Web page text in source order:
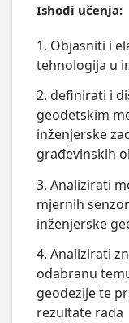
Ishodi učenja:
1. Objasniti i
tehnologija u
2. definirati i
geodetskim
inženjerske
građevinskih
3. Analizirati
mjernih
inženjerske
4. Analizirati
odabranu
geodezije te
rezultate rada